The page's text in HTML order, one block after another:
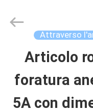
CASA
PRODOTTI
JINPAT
Electronics
Attraverso
Articolo
foratura
5A con